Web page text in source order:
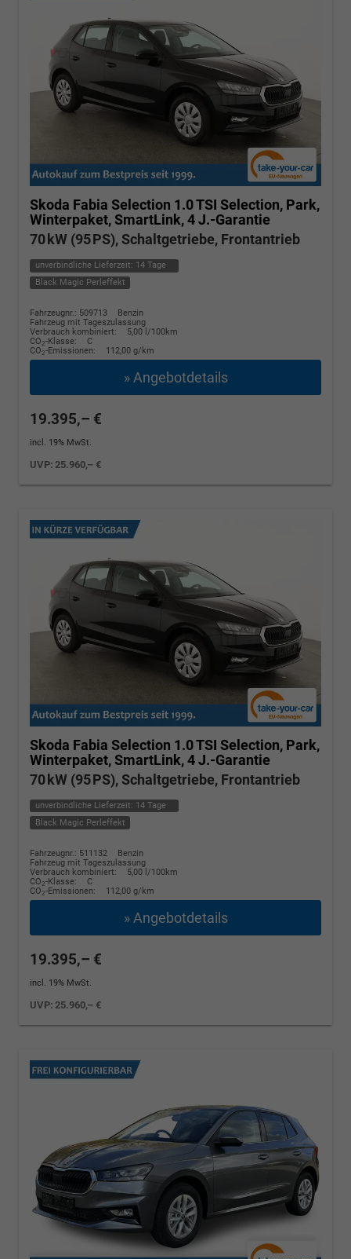
Skoda Fabia Selection 1.0 TSI Selection, Park,
Winterpaket, SmartLink, 4 J.-Garantie
70 kW (95 PS), Schaltgetriebe, Frontantrieb
unverbindliche Lieferzeit: 14 Tage
Black Magic Perleffekt
Fahrzeugnr.: 509713
Benzin
Fahrzeug mit Tageszulassung
Verbrauch kombiniert:
5,00 l/100km
CO2-Klasse:
C
CO2-Emissionen: 112,00 g/km
» Angebotdetails
19.395,– €
incl. 19% MwSt.
UVP:25.960,– €
Skoda Fabia Selection 1.0 TSI Selection, Park,
Winterpaket, SmartLink, 4 J.-Garantie
70 kW (95 PS), Schaltgetriebe, Frontantrieb
unverbindliche Lieferzeit: 14 Tage
Black Magic Perleffekt
Fahrzeugnr.: 511132
Benzin
Fahrzeug mit Tageszulassung
Verbrauch kombiniert:
5,00 l/100km
CO2-Klasse:
C
CO2-Emissionen: 112,00 g/km
» Angebotdetails
19.395,– €
incl. 19% MwSt.
UVP:25.960,– €